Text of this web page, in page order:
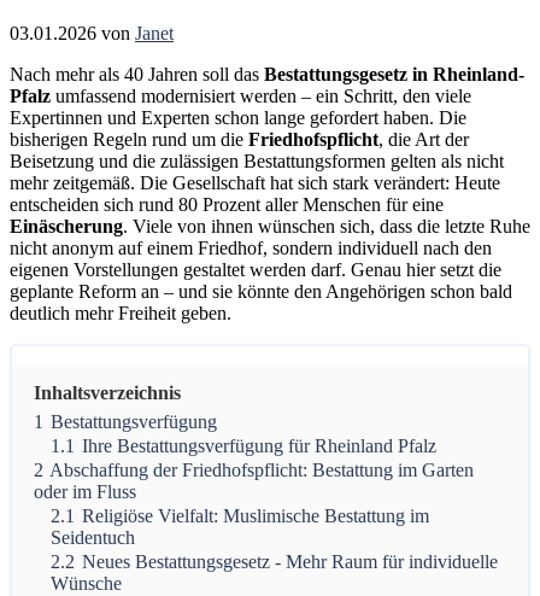
03.01.2026 von Janet
Nach mehr als 40 Jahren soll das Bestattungsgesetz in Rheinland-
Pfalz umfassend modernisiert werden – ein Schritt, den viele
Expertinnen und Experten schon lange gefordert haben. Die
bisherigen Regeln rund um die Friedhofspflicht, die Art der
Beisetzung und die zulässigen Bestattungsformen gelten als nicht
mehr zeitgemäß. Die Gesellschaft hat sich stark verändert: Heute
entscheiden sich rund 80 Prozent aller Menschen für eine
Einäscherung. Viele von ihnen wünschen sich, dass die letzte Ruhe
nicht anonym auf einem Friedhof, sondern individuell nach den
eigenen Vorstellungen gestaltet werden darf. Genau hier setzt die
geplante Reform an – und sie könnte den Angehörigen schon bald
deutlich mehr Freiheit geben.
Inhaltsverzeichnis
1 Bestattungsverfügung
1.1 Ihre Bestattungsverfügung für Rheinland Pfalz
2 Abschaffung der Friedhofspflicht: Bestattung im Garten
oder im Fluss
2.1 Religiöse Vielfalt: Muslimische Bestattung im
Seidentuch
2.2 Neues Bestattungsgesetz - Mehr Raum für individuelle
Wünsche